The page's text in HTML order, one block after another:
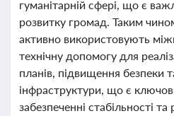
гуманітарній сфері, що є
розвитку громад. Таким
активно використовують
технічну допомогу для
планів, підвищення безпеки
інфраструктури, що є
забезпеченні стабільності